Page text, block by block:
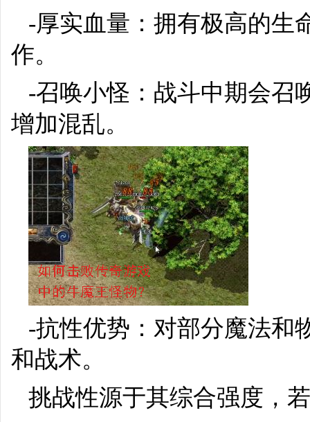
-厚实血量：拥有极高的生
作。
-召唤小怪：战斗中期会召
增加混乱。
-抗性优势：对部分魔法和
和战术。
挑战性源于其综合强度，